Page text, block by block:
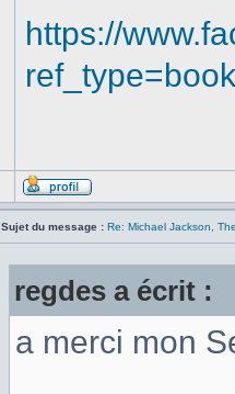
https://
Sujet du message : Re: Michael Jackson,
regdes a écrit :
a merci mon